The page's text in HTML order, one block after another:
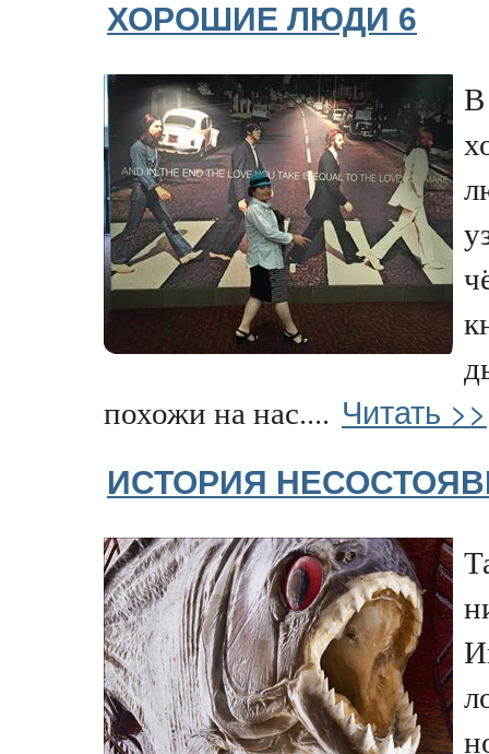
ХОРОШИЕ ЛЮДИ 6
В
похожи на нас.... Читать >>
ИСТОРИЯ